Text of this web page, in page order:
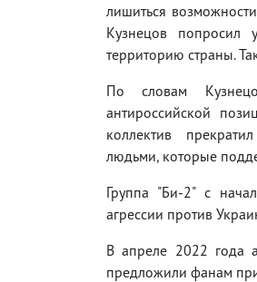
лишиться
Кузнецов попросил
территорию страны.
По словам
антироссийской
коллектив
людьми, которые
Группа "Би-2" с
агрессии против
В апреле 2022 года
предложили фанам